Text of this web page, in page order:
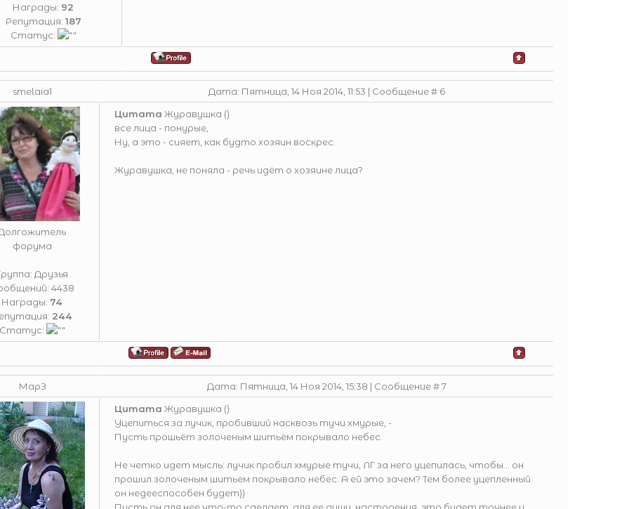
Награды: 92
Репутация: 187
Статус:
smelaia1 Дата: Пятница, 14 Ноя 2014, 11:53 | Сообщение # 6
форума
Друзья
4438
Награды: 74
244
Цитата Журавушка ()
все лица - понурые,
Ну, а это - сияет, как будто хозяин воскрес.
Журавушка, не поняла - речь идёт о хозяине лица?
МарЗ Дата: Пятница, 14 Ноя 2014, 15:38 | Сообщение #7
Цитата Журавушка ()
Уцепиться за лучик, пробивший насквозь тучи хмурые, -
Пусть прошьёт золоченым шитьём покрывало небес.
Не четко идет мысль: лучик пробил хмурые тучи, ЛГ за него уцепилась, чтобы... он
прошил золоченым шитьем покрывало небес. А ей это зачем? Тем более уцепленный
он недееспособен будет))